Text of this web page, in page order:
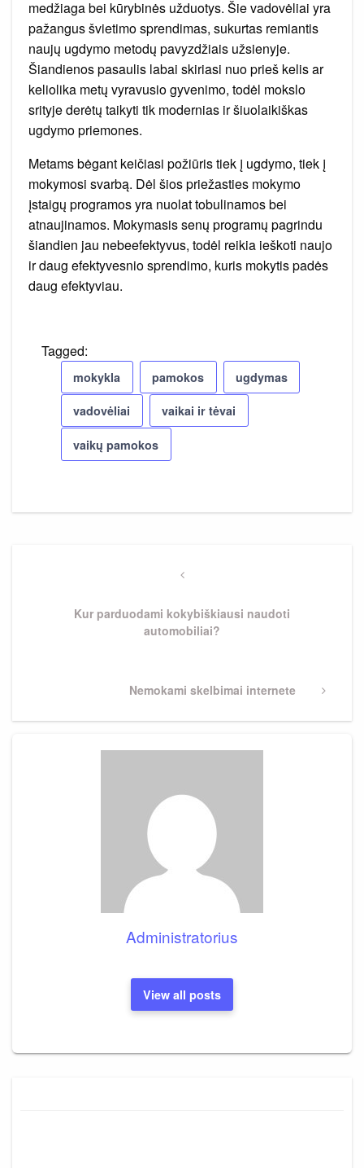
medžiaga bei kūrybinės užduotys. Šie vadovėliai yra
pažangus švietimo sprendimas, sukurtas remiantis
naujų ugdymo metodų pavyzdžiais užsienyje.
Šiandienos pasaulis labai skiriasi nuo prieš kelis ar
keliolika metų vyravusio gyvenimo, todėl mokslo
srityje derėtų taikyti tik modernias ir šiuolaikiškas
ugdymo priemones.
Metams bėgant keičiasi požiūris tiek į ugdymo, tiek į
mokymosi svarbą. Dėl šios priežasties mokymo
įstaigų programos yra nuolat tobulinamos bei
atnaujinamos. Mokymasis senų programų pagrindu
šiandien jau nebeefektyvus, todėl reikia ieškoti naujo
ir daug efektyvesnio sprendimo, kuris mokytis padės
daug efektyviau.
Tagged:
mokykla pamokos ugdymas
vadovėliai vaikai ir tėvai
vaikų pamokos
Previous
Kur parduodami kokybiškiausi naudoti
automobiliai?
Next
Nemokami skelbimai internete
Administratorius
View all posts